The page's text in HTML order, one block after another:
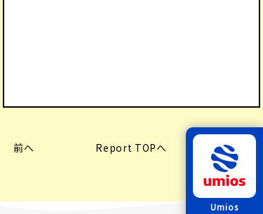
前へ Report TOPへ 次へ
Umios